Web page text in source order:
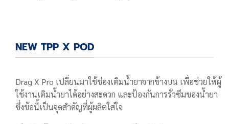
NEW TPP X POD
Drag X Pro เปลี่ยนมาใช้ช่องเติมน้ำยาจากข้างบน เพื่อช่วยให้ผู้
ใช้งานเติมน้ำยาได้อย่างสะดวก และป้องกันการรั่วซึมของน้ำยา
ซึ่งข้อนี้เป็นจุดสำคัญที่ผู้ผลิตใส่ใจ